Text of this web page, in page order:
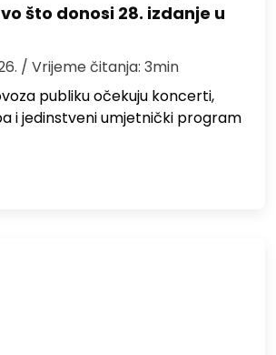
što donosi 28. izdanje u
/ Vrijeme čitanja: 3min
publiku očekuju koncerti,
i jedinstveni umjetnički program